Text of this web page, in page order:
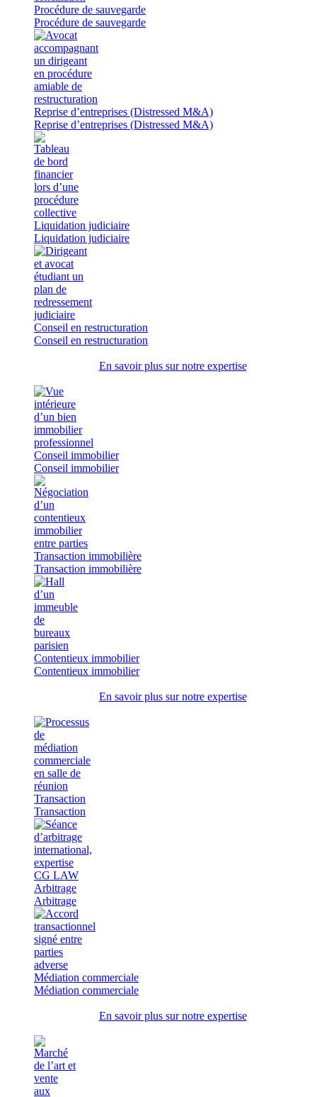
Procédure de sauvegarde
Procédure de sauvegarde
Reprise d’entreprises (Distressed M&A)
Reprise d’entreprises (Distressed M&A)
Liquidation judiciaire
Liquidation judiciaire
Conseil en restructuration
Conseil en restructuration
En savoir plus sur notre expertise
Conseil immobilier
Conseil immobilier
Transaction immobilière
Transaction immobilière
Contentieux immobilier
Contentieux immobilier
En savoir plus sur notre expertise
Transaction
Transaction
Arbitrage
Arbitrage
Médiation commerciale
Médiation commerciale
En savoir plus sur notre expertise